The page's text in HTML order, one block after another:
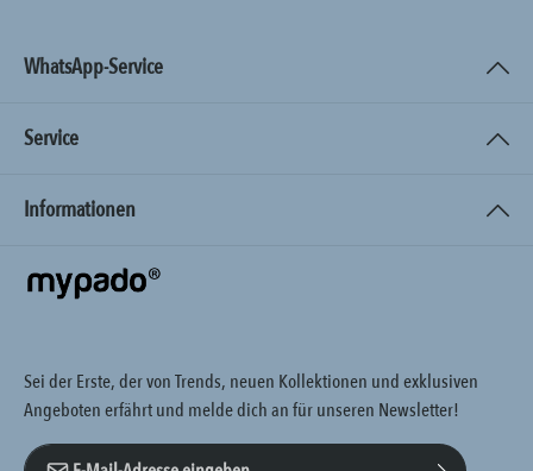
WhatsApp-Service
Service
Informationen
Sei der Erste, der von Trends, neuen Kollektionen und exklusiven
Angeboten erfährt und melde dich an für unseren Newsletter!
E-Mail-Adresse*